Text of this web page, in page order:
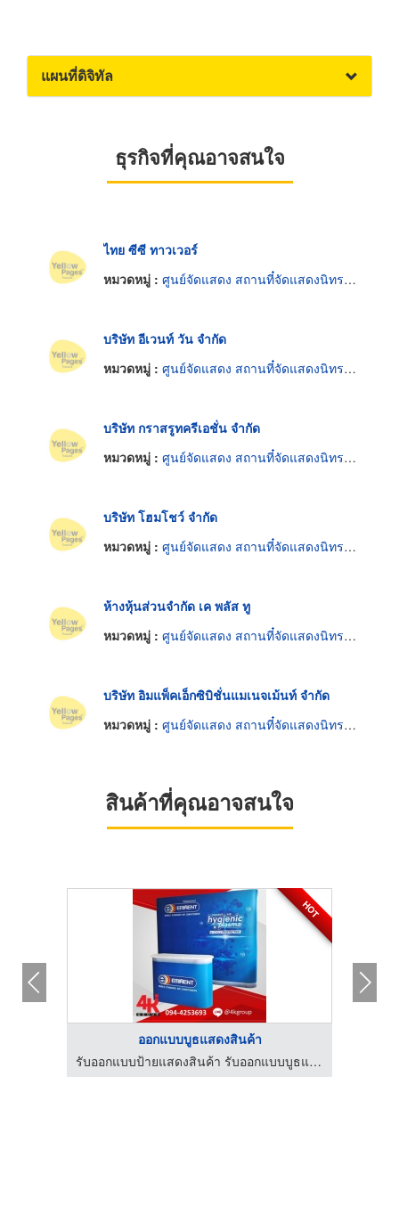
แผนที่ดิจิทัล
ธุรกิจที่คุณอาจสนใจ
ไทย ซีซี ทาวเวอร์
หมวดหมู่ : ศูนย์จัดแสดง สถานที๋จัดแสดงนิทรรศการ
บริษัท อีเวนท์ วัน จำกัด
หมวดหมู่ : ศูนย์จัดแสดง สถานที๋จัดแสดงนิทรรศการ
บริษัท กราสรูทครีเอชั่น จำกัด
หมวดหมู่ : ศูนย์จัดแสดง สถานที๋จัดแสดงนิทรรศการ
บริษัท โฮมโชว์ จำกัด
หมวดหมู่ : ศูนย์จัดแสดง สถานที๋จัดแสดงนิทรรศการ
ห้างหุ้นส่วนจำกัด เค พลัส ทู
หมวดหมู่ : ศูนย์จัดแสดง สถานที๋จัดแสดงนิทรรศการ
บริษัท อิมแพ็คเอ็กซิบิชั่นแมเนจเม้นท์ จำกัด
หมวดหมู่ : ศูนย์จัดแสดง สถานที๋จัดแสดงนิทรรศการ
สินค้าที่คุณอาจสนใจ
HOT
ออกแบบบูธแสดงสินค้า
รับออกแบบป้ายแสดงสินค้า รับออกแบบบูธแสดงสินค้า 4kgroup